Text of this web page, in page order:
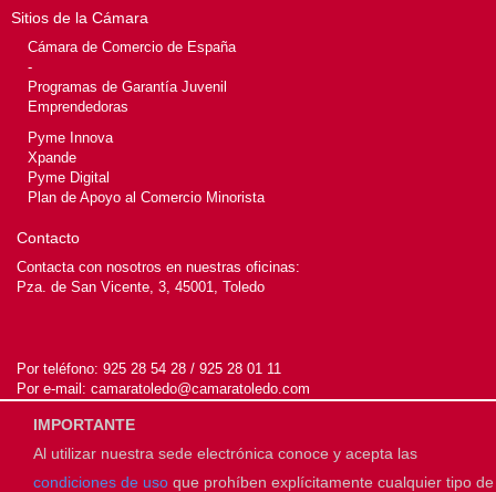
Sitios de la Cámara
Cámara de Comercio de España
-
Programas de Garantía Juvenil
Emprendedoras
Pyme Innova
Xpande
Pyme Digital
Plan de Apoyo al Comercio Minorista
Contacto
Contacta con nosotros en nuestras oficinas:
Pza. de San Vicente, 3, 45001, Toledo
Por teléfono: 925 28 54 28 / 925 28 01 11
Por e-mail: camaratoledo@camaratoledo.com
© 2026Cámara de Toledo
IMPORTANTE
Al utilizar nuestra sede electrónica conoce y acepta las
condiciones de uso que prohíben explícitamente cualquier tipo de